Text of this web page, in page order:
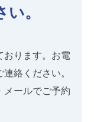
。
おります。お電
絡ください。
メールでご予約